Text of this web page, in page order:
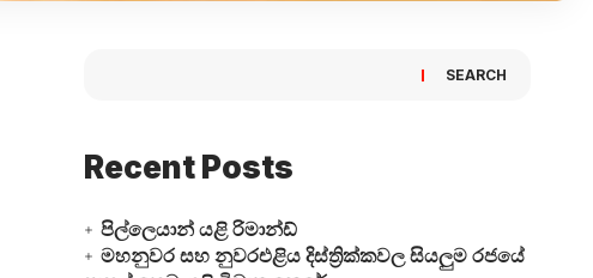
SEARCH
Recent Posts
පිල්ලෙයාන් යළි රිමාන්ඩ්
මහනුවර සහ නුවරඑළිය දිස්ත්‍රික්කවල සියලුම රජයේ